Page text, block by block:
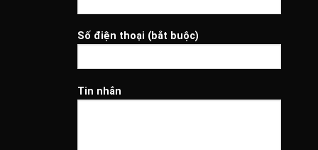
Số điện thoại (bắt buộc)
Tin nhắn